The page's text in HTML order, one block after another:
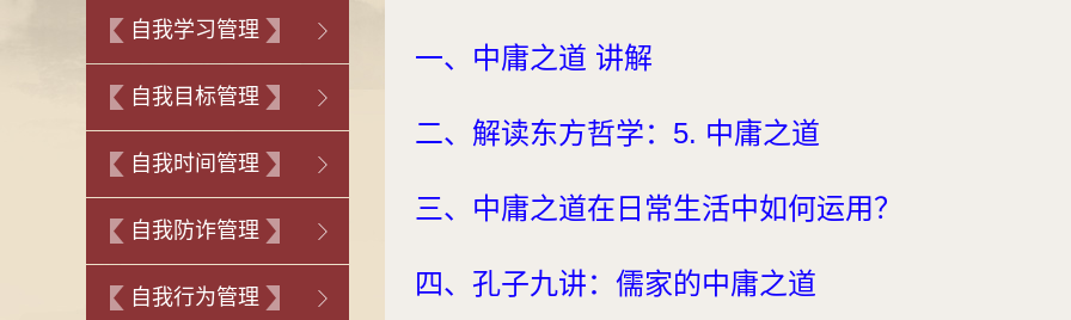
自我学习管理
自我目标管理
自我时间管理
自我防诈管理
自我行为管理
一、 中庸之道 讲解
二、解读东方哲学：5. 中庸之道
三、中庸之道在日常生活中如何运用？
四、孔子九讲：儒家的中庸之道